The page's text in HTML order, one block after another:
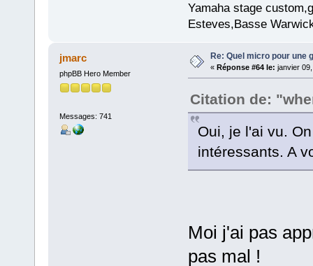
Yamaha stage
Esteves,Basse
jmarc
phpBB Hero Member
Messages: 741
Re: Quel micro pour une
« Réponse #64 le: janvier
Citation de:
Oui, je l'ai vu.
intéressants. A
Moi j'ai pas
pas mal !